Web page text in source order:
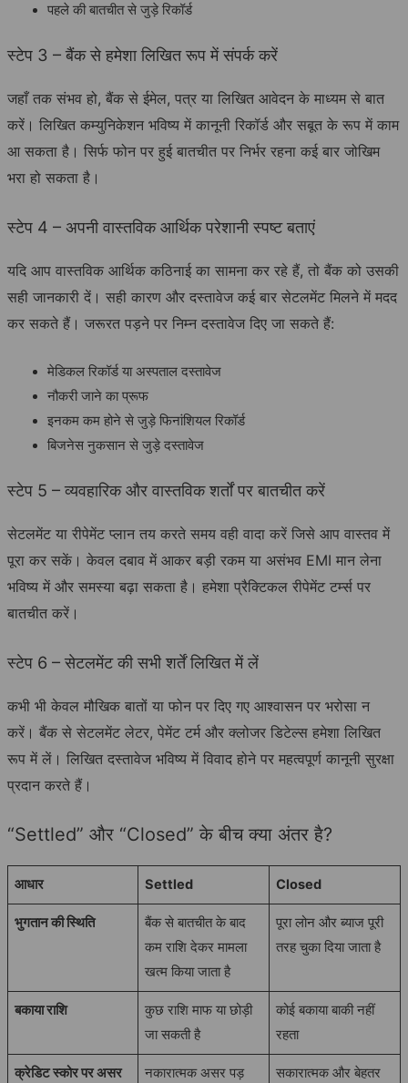
पहले की बातचीत से जुड़े रिकॉर्ड
स्टेप 3 – बैंक से हमेशा लिखित रूप में संपर्क करें
जहाँ तक संभव हो, बैंक से ईमेल, पत्र या लिखित आवेदन के माध्यम से बात
करें। लिखित कम्युनिकेशन भविष्य में कानूनी रिकॉर्ड और सबूत के रूप में काम
आ सकता है। सिर्फ फोन पर हुई बातचीत पर निर्भर रहना कई बार जोखिम
भरा हो सकता है।
स्टेप 4 – अपनी वास्तविक आर्थिक परेशानी स्पष्ट बताएं
यदि आप वास्तविक आर्थिक कठिनाई का सामना कर रहे हैं, तो बैंक को उसकी
सही जानकारी दें। सही कारण और दस्तावेज कई बार सेटलमेंट मिलने में मदद
कर सकते हैं। जरूरत पड़ने पर निम्न दस्तावेज दिए जा सकते हैं:
मेडिकल रिकॉर्ड या अस्पताल दस्तावेज
नौकरी जाने का प्रूफ
इनकम कम होने से जुड़े फिनांशियल रिकॉर्ड
बिजनेस नुकसान से जुड़े दस्तावेज
स्टेप 5 – व्यवहारिक और वास्तविक शर्तों पर बातचीत करें
सेटलमेंट या रीपेमेंट प्लान तय करते समय वही वादा करें जिसे आप वास्तव में
पूरा कर सकें। केवल दबाव में आकर बड़ी रकम या असंभव EMI मान लेना
भविष्य में और समस्या बढ़ा सकता है। हमेशा प्रैक्टिकल रीपेमेंट टर्म्स पर
बातचीत करें।
स्टेप 6 – सेटलमेंट की सभी शर्तें लिखित में लें
कभी भी केवल मौखिक बातों या फोन पर दिए गए आश्वासन पर भरोसा न
करें। बैंक से सेटलमेंट लेटर, पेमेंट टर्म और क्लोजर डिटेल्स हमेशा लिखित
रूप में लें। लिखित दस्तावेज भविष्य में विवाद होने पर महत्वपूर्ण कानूनी सुरक्षा
प्रदान करते हैं।
“Settled” और “Closed” के बीच क्या अंतर है?
आधार Settled Closed
भुगतान की स्थिति
बैंक से बातचीत के बाद
कम राशि देकर मामला
खत्म किया जाता है
पूरा लोन और ब्याज पूरी
तरह चुका दिया जाता है
बकाया राशि
कुछ राशि माफ या छोड़ी
जा सकती है
कोई बकाया बाकी नहीं
रहता
क्रेडिट स्कोर पर असर
नकारात्मक असर पड़
सकारात्मक और बेहतर